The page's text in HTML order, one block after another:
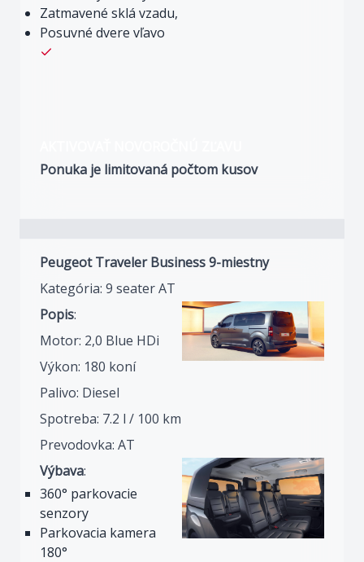
Zatmavené sklá vzadu,
Posuvné dvere vľavo
Ponuka je limitovaná počtom kusov
Peugeot Traveler Business 9-miestny
Kategória: 9 seater AT
Popis:
Motor: 2,0 Blue HDi
Výkon: 180 koní
Palivo: Diesel
Spotreba: 7.2 l / 100 km
Prevodovka: AT
Výbava:
360° parkovacie
senzory
Parkovacia kamera
180°